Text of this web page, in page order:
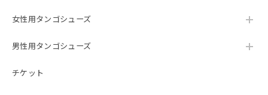
女性用タンゴシューズ
男性用タンゴシューズ
チケット